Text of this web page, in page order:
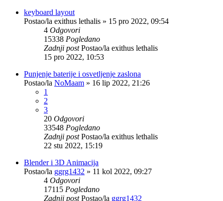
keyboard layout
Postao/la exithus lethalis » 15 pro 2022, 09:54
4 Odgovori
15338 Pogledano
Zadnji postPostao/la exithus lethalis
15 pro 2022, 10:53
Punjenje baterije i osvetljenje zaslona
Postao/la NoMaam » 16 lip 2022, 21:26
1
2
3
20 Odgovori
33548 Pogledano
Zadnji postPostao/la exithus lethalis
22 stu 2022, 15:19
Blender i 3D Animacija
Postao/la ggrg1432 » 11 kol 2022, 09:27
4 Odgovori
17115 Pogledano
Zadnji postPostao/la ggrg1432